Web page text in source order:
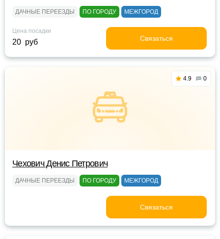
ДАЧНЫЕ ПЕРЕЕЗДЫ ПО ГОРОДУ МЕЖГОРОД
Цена посадки
20 руб Связаться
4.9 0
Чехович Денис Петрович
ДАЧНЫЕ ПЕРЕЕЗДЫ ПО ГОРОДУ МЕЖГОРОД
Связаться